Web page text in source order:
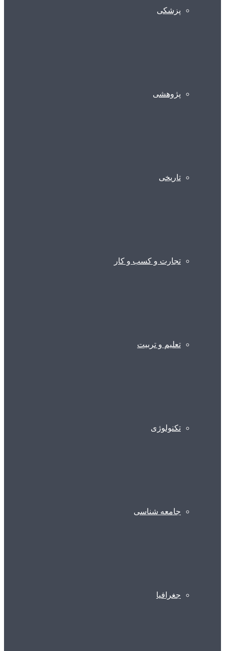
پزشکی
پژوهشی
تاریخی
تجارت و کسب و کار
تعلیم و تربیت
تکنولوژی
جامعه شناسی
جغرافیا